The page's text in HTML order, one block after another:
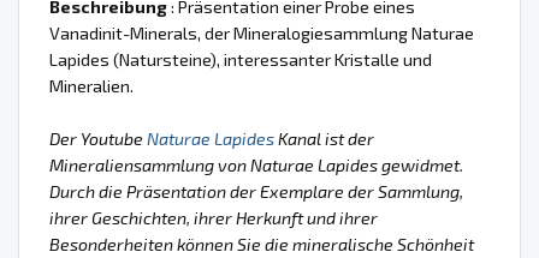
Beschreibung: Präsentation einer Probe eines
Vanadinit-Minerals, der Mineralogiesammlung Naturae
Lapides (Natursteine), interessanter Kristalle und
Mineralien.
Der Youtube Naturae LapidesKanal ist der
Mineraliensammlung von Naturae Lapides gewidmet.
Durch die Präsentation der Exemplare der Sammlung,
ihrer Geschichten, ihrer Herkunft und ihrer
Besonderheiten können Sie die mineralische Schönheit